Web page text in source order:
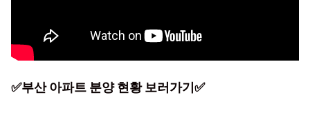
✅부산 아파트 분양 현황 보러가기✅